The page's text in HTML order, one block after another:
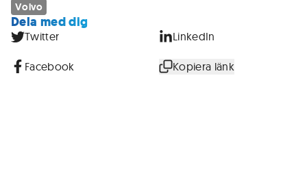
Volvo
Dela med dig
Twitter LinkedIn
Facebook Kopiera länk